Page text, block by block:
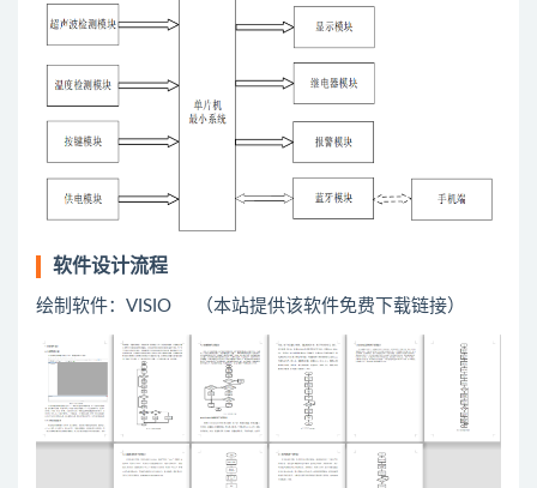
软件设计流程
绘制软件：VISIO （本站提供该软件免费下载链接）